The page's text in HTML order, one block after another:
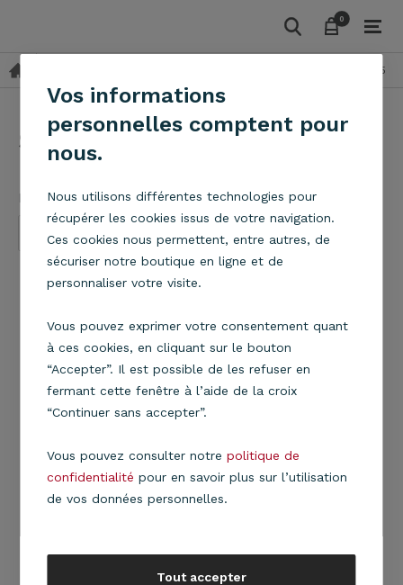
00
Suspension Stratos Bosk D58
Suspension Stratos Bosk
Metropolight
Vos informations
personnelles comptent pour
nous.
Nous utilisons différentes technologies pour
récupérer les cookies issus de votre navigation.
Ces cookies nous permettent, entre autres, de
sécuriser notre boutique en ligne et de
personnaliser votre visite.
Vous pouvez exprimer votre consentement quant
à ces cookies, en cliquant sur le bouton
“Accepter”. Il est possible de les refuser en
fermant cette fenêtre à l’aide de la croix
“Continuer sans accepter”.
Vous pouvez consulter notrepolitique de
confidentialité pour en savoir plus sur l’utilisation
de vos données personnelles.
Tout accepter